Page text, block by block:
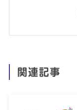
関連記事